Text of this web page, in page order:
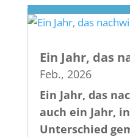
Ein Jahr, das
Feb., 2026
Ein Jahr, das
auch ein Jahr,
Unterschied